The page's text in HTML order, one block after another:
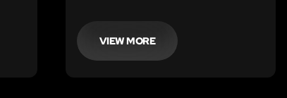
der nur von einem Insider begangen
werden konnte.
VIEW MORE